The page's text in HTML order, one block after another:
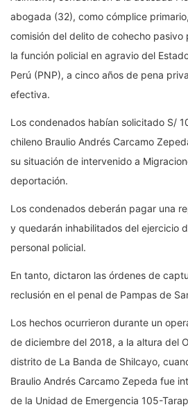
abogada (32), como cómplice
comisión del delito de cohecho pasivo
la función policial en agravio del
Perú (PNP), a cinco años de pena
efectiva.
Los condenados habían solicitado S/
chileno Braulio Andrés Carcamo
su situación de intervenido a
deportación.
Los condenados deberán pagar una
y quedarán inhabilitados del ejercicio
personal policial.
En tanto, dictaron las órdenes de
reclusión en el penal de Pampas de
Los hechos ocurrieron durante un
de diciembre del 2018, a la altura del
distrito de La Banda de Shilcayo,
Braulio Andrés Carcamo Zepeda fue
de la Unidad de Emergencia 105-